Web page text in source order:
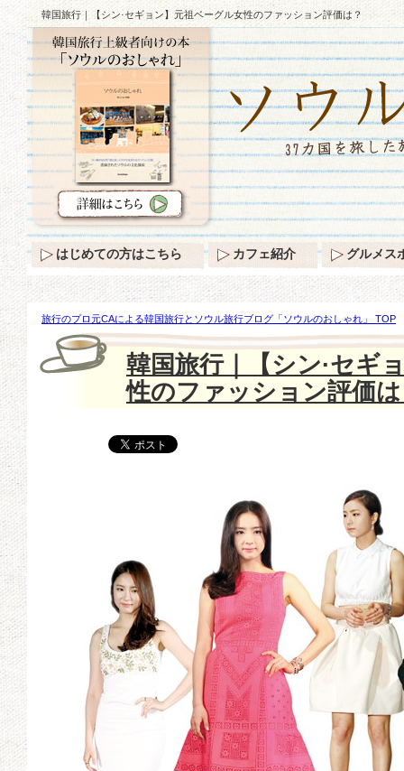
韓国旅行｜【シン·セギョン】元祖ベーグル女性のファッション評価は？
旅行のプロ元CAによる韓国旅行とソウル旅行ブログ「ソウルのおしゃれ」 TOP
ギョン】元祖ベーグル女性のファッション評価は？
韓国旅行｜【シン·セギ
性のファッション評価
はじめての方はこちら カフェ紹介 グルメス